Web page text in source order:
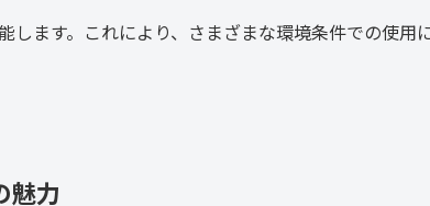
ます。これにより、さまざまな環境条件での使用
魅力